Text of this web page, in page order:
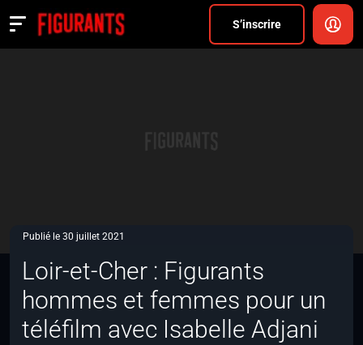
S’inscrire
Actualités
Publié le 30 juillet 2021
Loir-et-Cher : Figurants
hommes et femmes pour un
téléfilm avec Isabelle Adjani